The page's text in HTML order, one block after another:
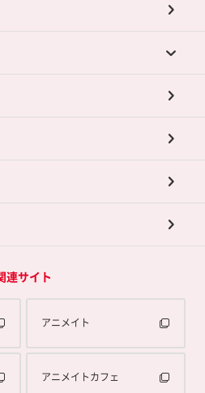
連サイト
アニメイト
アニメイトカフェ